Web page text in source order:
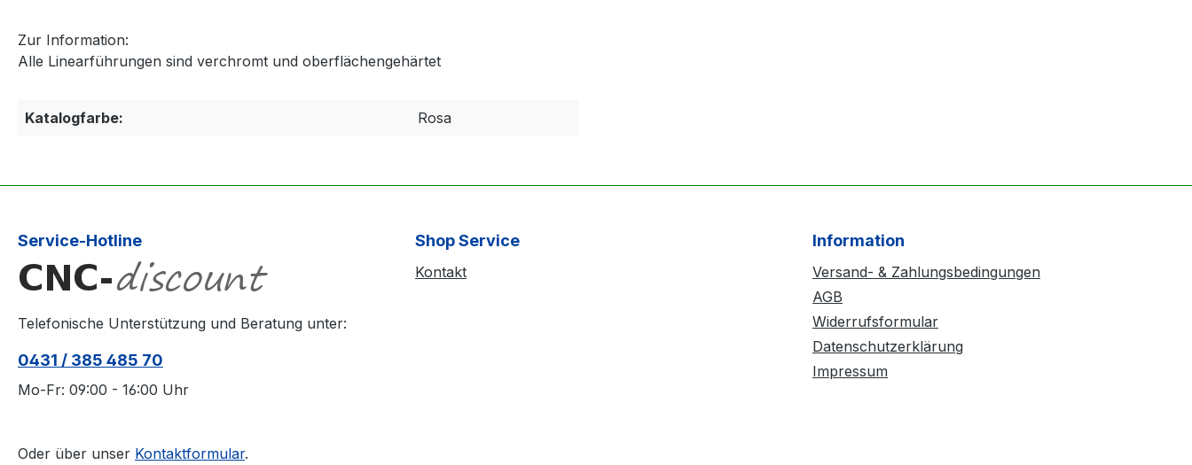
Zur Information:
Alle Linearführungen sind verchromt und oberflächengehärtet
Katalogfarbe: Rosa
Service-Hotline
Telefonische Unterstützung und Beratung unter:
0431 / 385 485 70
Mo-Fr: 09:00 - 16:00 Uhr
Oder über unser Kontaktformular.
Shop Service
Kontakt
Information
Versand- & Zahlungsbedingungen
AGB
Widerrufsformular
Datenschutzerklärung
Impressum